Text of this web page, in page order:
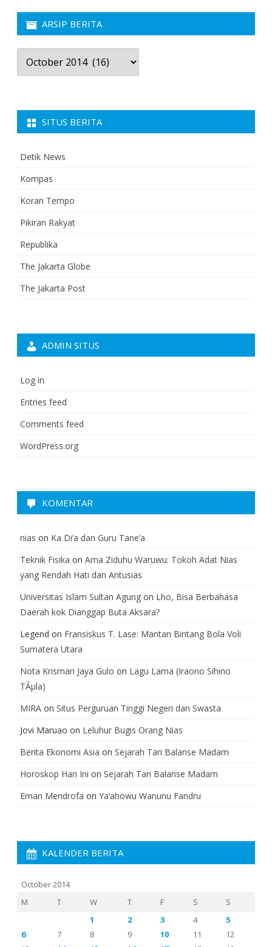
ARSIP BERITA
Arsip
Berita
SITUS BERITA
Detik News
Kompas
Koran Tempo
Pikiran Rakyat
Republika
The Jakarta Globe
The Jakarta Post
ADMIN SITUS
Log in
Entries feed
Comments feed
WordPress.org
KOMENTAR
nias on Ka Di’a dan Guru Tane’a
Teknik Fisika on Ama Ziduhu Waruwu: Tokoh Adat Nias
yang Rendah Hati dan Antusias
Universitas Islam Sultan Agung on Lho, Bisa Berbahasa
Daerah kok Dianggap Buta Aksara?
Legend on Fransiskus T. Lase: Mantan Bintang Bola Voli
Sumatera Utara
Nota Krisman Jaya Gulo on Lagu Lama (Iraono Sihino
TÃµla)
MIRA on Situs Perguruan Tinggi Negeri dan Swasta
Jovi Maruao on Leluhur Bugis Orang Nias
Berita Ekonomi Asia on Sejarah Tari Balanse Madam
Horoskop Hari Ini on Sejarah Tari Balanse Madam
Eman Mendrofa on Ya’ahowu Wanunu Fandru
KALENDER BERITA
October 2014
M
T W T F S
S
1
2 3 4
5
6
7 8 9 10 11
12